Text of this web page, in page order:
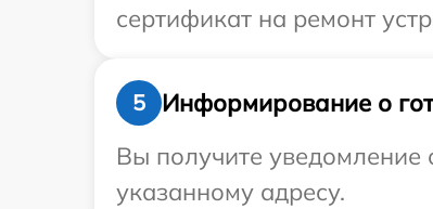
сертификат на ремонт
5
Информирование о
Вы получите уведомление
указанному адресу.